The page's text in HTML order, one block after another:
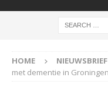
HOME NIEUWSBRIEF
met dementie in